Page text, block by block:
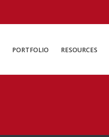
PORTFOLIO RESOURCES